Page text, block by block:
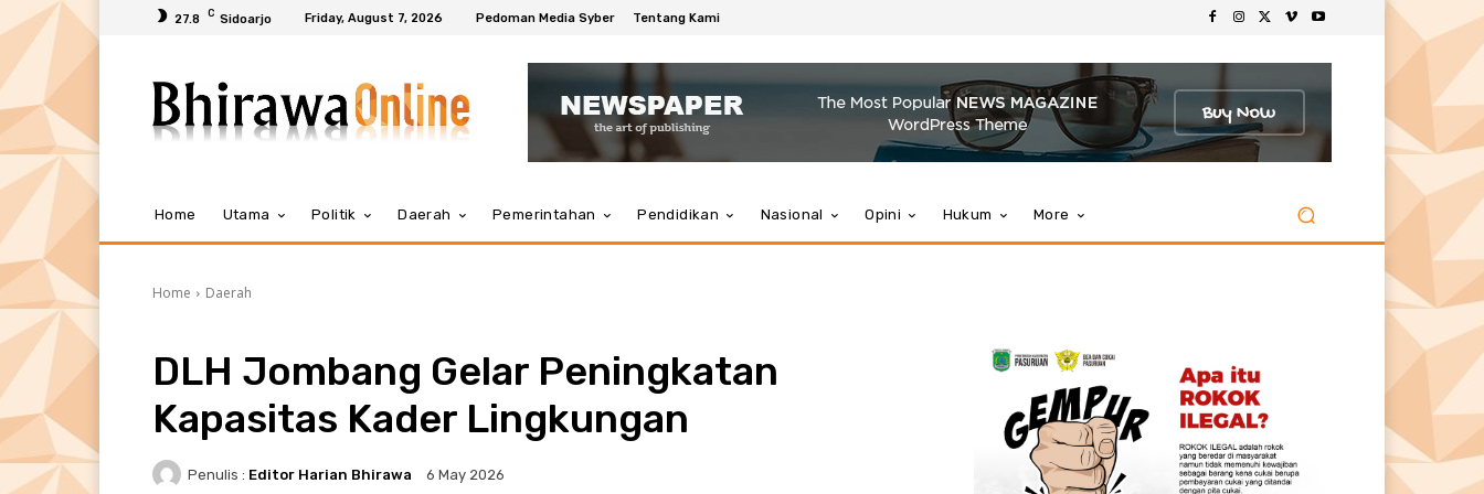
27.8 C Sidoarjo Friday, August 7, 2026 Pedoman Media Syber Tentang Kami
Home Utama Politik Daerah Pemerintahan Pendidikan Nasional Opini Hukum More
Home Daerah
DLH Jombang Gelar Peningkatan
Kapasitas Kader Lingkungan
Penulis : Editor Harian Bhirawa 6 May 2026